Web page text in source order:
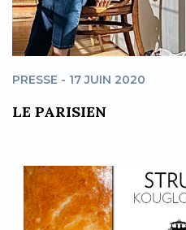
PRESSE - 17 JUIN 2020
LE PARISIEN